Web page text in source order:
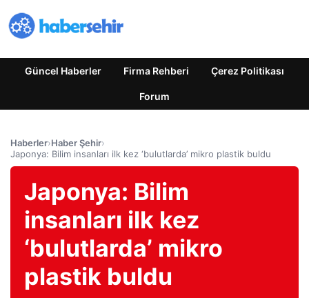
Güncel Haberler Firma Rehberi Çerez Politikası
Forum
Haberler›Haber Şehir›
Japonya: Bilim insanları ilk kez ‘bulutlarda’ mikro plastik buldu
Japonya: Bilim
insanları ilk kez
‘bulutlarda’ mikro
plastik buldu